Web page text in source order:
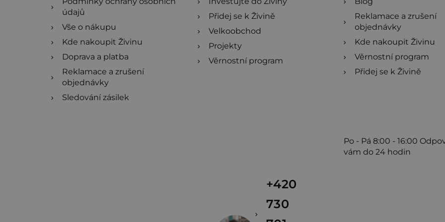
údajů
Vše o nákupu
Kde nakoupit Živinu
Doprava a platba
Reklamace a zrušení
objednávky
Sledování zásilek
Přidej se k Živině
Velkoobchod
Projekty
Věrnostní program
Reklamace a zrušení
objednávky
Kde nakoupit Živinu
Věrnostní program
Přidej se k Živině
+420
730
Po - Pá 8:00 - 16:00
vám do 24 hodin